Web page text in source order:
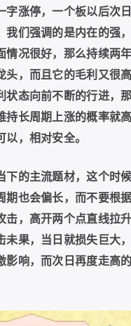
字涨停，一个板以后次
我们强调的是内在的强
情况很好，那么持续两
头，而且它的毛利又很
状态向前不断的行进，
持长周期上涨的概率就
，相对安全。
下的主流题材，这个时
期也会偏长，而不要根
击，高开两个点直线拉
未果，当日就损失巨大
影响，而次日再度走高